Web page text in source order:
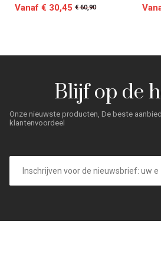
Vanaf € 30,45 € 60,90
Blijf op de
Onze nieuwste producten, De beste
klantenvoordeel
mailadres